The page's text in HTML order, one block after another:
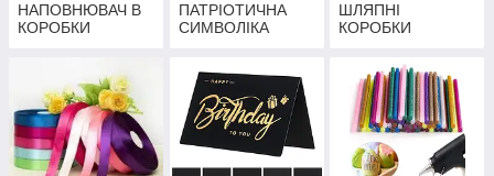
НАПОВНЮВАЧ В
КОРОБКИ
ПАТРІОТИЧНА
СИМВОЛІКА
ШЛЯПНІ
КОРОБКИ